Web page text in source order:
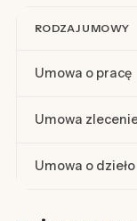
RODZAJ UMOWY
Umowa o pracę
Umowa
Umowa o dzieło